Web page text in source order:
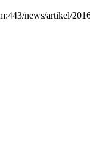
news/artikel/